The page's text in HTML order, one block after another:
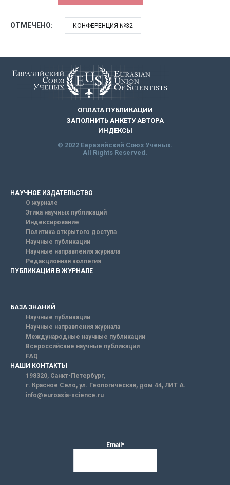
ОТМЕЧЕНО: КОНФЕРЕНЦИЯ №32
ОПЛАТА ПУБЛИКАЦИИ
ЗАПОЛНИТЬ АНКЕТУ АВТОРА
ИНДЕКСЫ
© 2022 Евразийский Союз Ученых.
All Rights Reserved.
НАУЧНОЕ ИЗДАТЕЛЬСТВО
О журнале
Этика научных публикаций
Индексирование
Политика открытого доступа
Научные публикации
Научные направления журнала
Редакционная коллегия
ПУБЛИКАЦИЯ В ЖУРНАЛЕ
БАЗА ЗНАНИЙ
Научные публикации
Научные направления журнала
Международные научные публикации
Всероссийские научные публикации
FAQ
НАШИ КОНТАКТЫ
198320, Санкт-Петербург,
г. Красное Село, ул. Геологическая, дом 44, ЛИТ А.
info@euroasia-science.ru
Email*